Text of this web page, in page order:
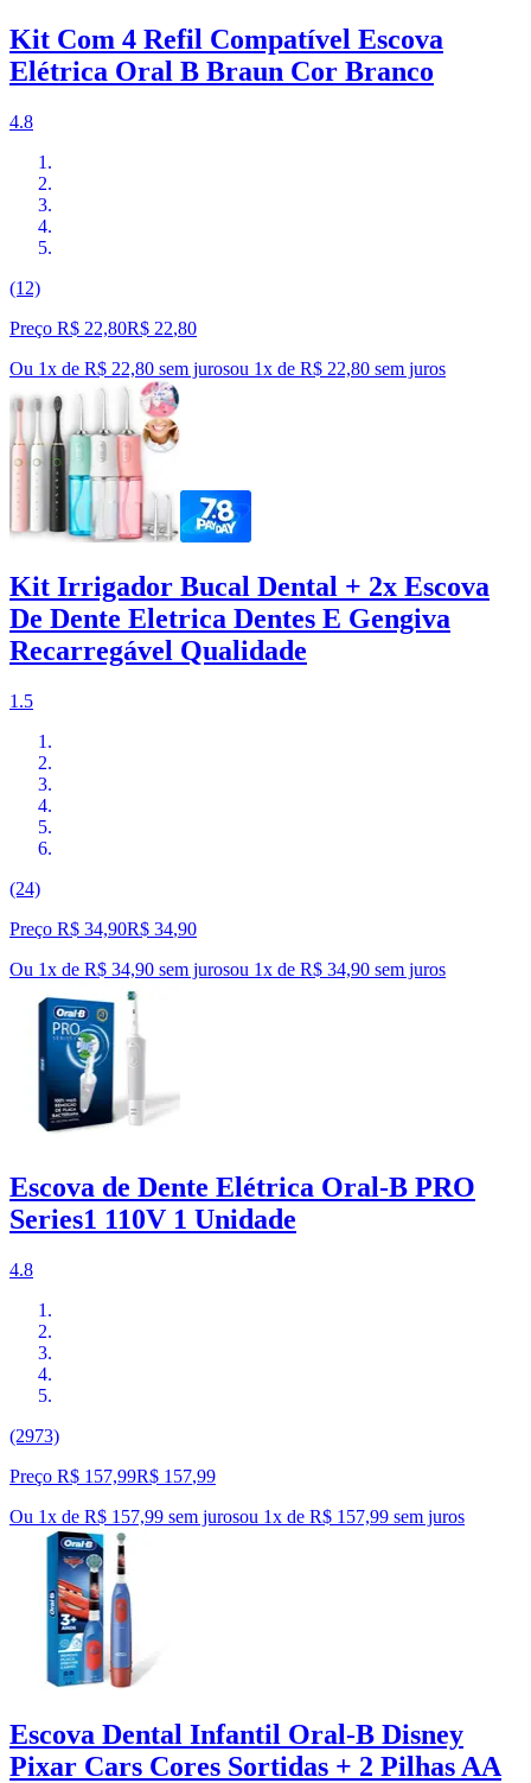
Kit Com 4 Refil Compatível Escova
Elétrica Oral B Braun Cor Branco
4.8
(12)
Preço R$ 22,80R$ 22,80
Ou 1x de R$ 22,80 sem jurosou 1x de R$ 22,80 sem juros
Kit Irrigador Bucal Dental + 2x Escova
De Dente Eletrica Dentes E Gengiva
Recarregável Qualidade
1.5
(24)
Preço R$ 34,90R$ 34,90
Ou 1x de R$ 34,90 sem jurosou 1x de R$ 34,90 sem juros
Escova de Dente Elétrica Oral-B PRO
Series1 110V 1 Unidade
4.8
(2973)
Preço R$ 157,99R$ 157,99
Ou 1x de R$ 157,99 sem jurosou 1x de R$ 157,99 sem juros
Escova Dental Infantil Oral-B Disney
Pixar Cars Cores Sortidas + 2 Pilhas AA